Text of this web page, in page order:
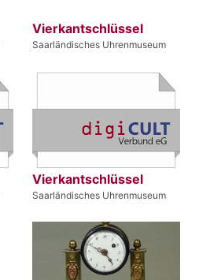
Vierkantschlüssel
Saarländisches Uhrenmuseum
Vierkantschlüssel
Saarländisches Uhrenmuseum